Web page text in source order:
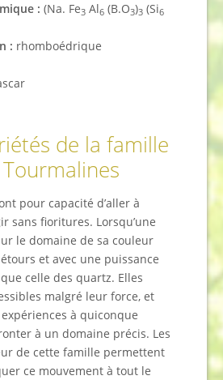
: (Na. Fe3 Al6 (B.O3)3 (Si6
: rhomboédrique
de la famille
pour capacité d’aller à
sans fioritures. Lorsqu’une
le domaine de sa couleur
et avec une puissance
celle des quartz. Elles
malgré leur force, et
à quiconque
à un domaine précis. Les
de cette famille permettent
ce mouvement à tout le